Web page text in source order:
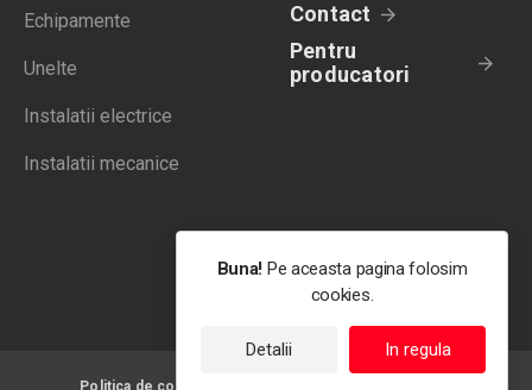
Echipamente
Unelte
Instalatii electrice
Instalatii mecanice
Contact
Pentru
producatori
Politica de confidentialitate
Buna! Pe aceasta pagina folosim
cookies.
Detalii In regula